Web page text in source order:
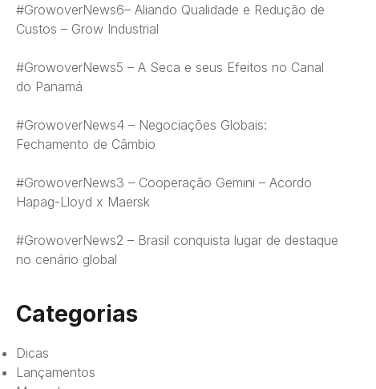
#GrowoverNews6– Aliando Qualidade e Redução de
Custos – Grow Industrial
#GrowoverNews5 – A Seca e seus Efeitos no Canal
do Panamá
#GrowoverNews4 – Negociações Globais:
Fechamento de Câmbio
#GrowoverNews3 – Cooperação Gemini – Acordo
Hapag-Lloyd x Maersk
#GrowoverNews2 – Brasil conquista lugar de destaque
no cenário global
Categorias
Dicas
Lançamentos